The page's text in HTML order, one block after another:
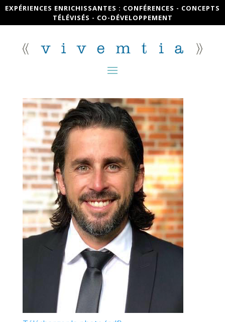
EXPÉRIENCES ENRICHISSANTES : CONFÉRENCES - CONCEPTS
TÉLÉVISÉS - CO-DÉVELOPPEMENT